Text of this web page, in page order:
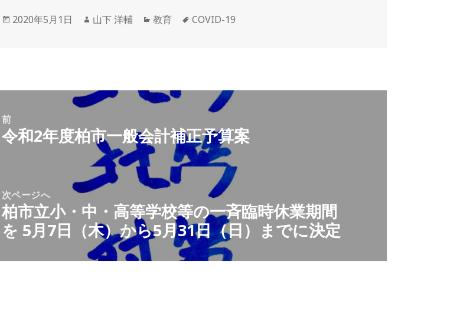
投
2020年5月1日
作
山下 洋輔
カ
教育
タ
COVID-19
前
前
稿:
令和2年度柏市一般会計補正予算案
次ページへ
次
の
稿:
柏市立小・中・高等学校等の一斉臨時休業期間
を 5月7日（木）から5月31日（日）までに決定